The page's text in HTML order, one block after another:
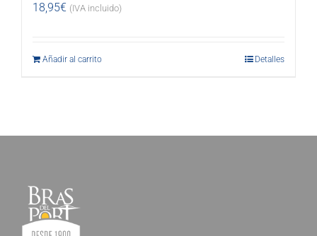
18,95€ (IVA incluido)
Añadir al carrito Detalles